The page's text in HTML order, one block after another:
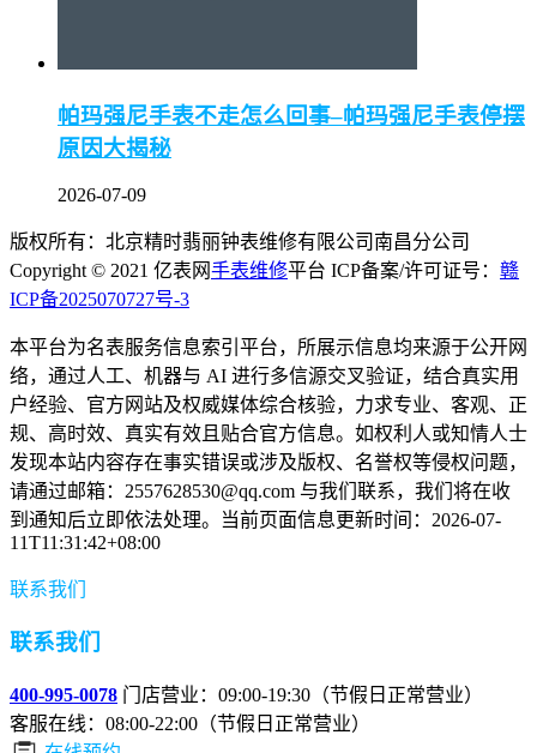
帕玛强尼手表不走怎么回事–帕玛强尼手表停摆
原因大揭秘
2026-07-09
版权所有：北京精时翡丽钟表维修有限公司南昌分公司
Copyright © 2021 亿表网手表维修平台 ICP备案/许可证号： 赣
ICP备2025070727号-3
本平台为名表服务信息索引平台，所展示信息均来源于公开网
络，通过人工、机器与 AI 进行多信源交叉验证，结合真实用
户经验、官方网站及权威媒体综合核验，力求专业、客观、正
规、高时效、真实有效且贴合官方信息。如权利人或知情人士
发现本站内容存在事实错误或涉及版权、名誉权等侵权问题，
请通过邮箱：2557628530@qq.com 与我们联系，我们将在收
到通知后立即依法处理。当前页面信息更新时间：2026-07-
11T11:31:42+08:00
联系我们
联系我们
400-995-0078 门店营业：09:00-19:30（节假日正常营业）
客服在线：08:00-22:00（节假日正常营业）